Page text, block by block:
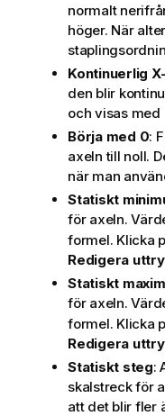
normalt
höger. När
Kontinuerlig
den blir
och visas med
Börja med 0:
axeln till noll.
när man
Statiskt
för axeln.
formel. Klicka
Redigera
Statiskt
för axeln.
formel. Klicka
Redigera
Statiskt steg:
skalstreck för
att det blir fler